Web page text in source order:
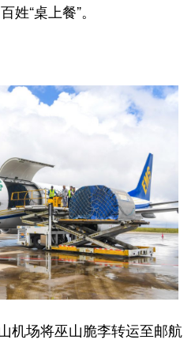
姓“桌上餐”。
机场将巫山脆李转运至邮航